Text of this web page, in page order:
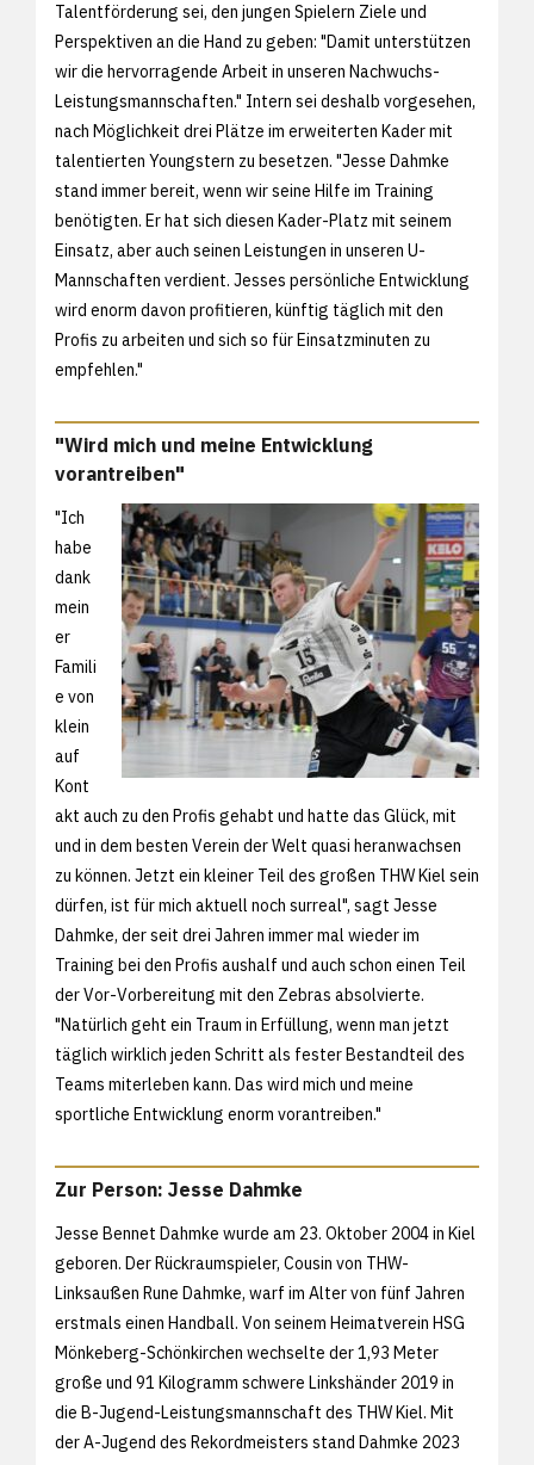
Talentförderung sei, den jungen Spielern Ziele und
Perspektiven an die Hand zu geben: "Damit unterstützen
wir die hervorragende Arbeit in unseren Nachwuchs-
Leistungsmannschaften." Intern sei deshalb vorgesehen,
nach Möglichkeit drei Plätze im erweiterten Kader mit
talentierten Youngstern zu besetzen. "Jesse Dahmke
stand immer bereit, wenn wir seine Hilfe im Training
benötigten. Er hat sich diesen Kader-Platz mit seinem
Einsatz, aber auch seinen Leistungen in unseren U-
Mannschaften verdient. Jesses persönliche Entwicklung
wird enorm davon profitieren, künftig täglich mit den
Profis zu arbeiten und sich so für Einsatzminuten zu
empfehlen."
"Wird mich und meine Entwicklung
vorantreiben"
"Ich
habe
dank
mein
er
Famili
e von
klein
auf
Kont
akt auch zu den Profis gehabt und hatte das Glück, mit
und in dem besten Verein der Welt quasi heranwachsen
zu können. Jetzt ein kleiner Teil des großen THW Kiel sein
dürfen, ist für mich aktuell noch surreal", sagt Jesse
Dahmke, der seit drei Jahren immer mal wieder im
Training bei den Profis aushalf und auch schon einen Teil
der Vor-Vorbereitung mit den Zebras absolvierte.
"Natürlich geht ein Traum in Erfüllung, wenn man jetzt
täglich wirklich jeden Schritt als fester Bestandteil des
Teams miterleben kann. Das wird mich und meine
sportliche Entwicklung enorm vorantreiben."
Zur Person: Jesse Dahmke
Jesse Bennet Dahmke wurde am 23. Oktober 2004 in Kiel
geboren. Der Rückraumspieler, Cousin von THW-
Linksaußen Rune Dahmke, warf im Alter von fünf Jahren
erstmals einen Handball. Von seinem Heimatverein HSG
Mönkeberg-Schönkirchen wechselte der 1,93 Meter
große und 91 Kilogramm schwere Linkshänder 2019 in
die B-Jugend-Leistungsmannschaft des THW Kiel. Mit
der A-Jugend des Rekordmeisters stand Dahmke 2023